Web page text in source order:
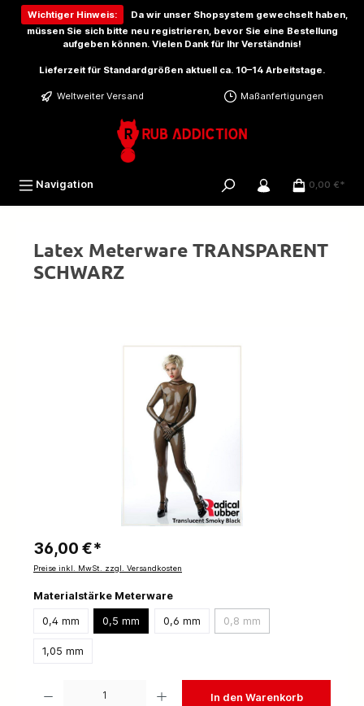
springen
Wichtiger Hinweis:
Da wir unser Shopsystem gewechselt haben,
müssen Sie sich bitte neu registrieren, bevor Sie eine Bestellung
aufgeben können. Vielen Dank für Ihr Verständnis!
Lieferzeit für Standardgrößen aktuell ca. 10–14 Arbeitstage.
Weltweiter Versand Maßanfertigungen
Navigation 0,00 €*
Latex Meterware TRANSPARENT
SCHWARZ
36,00 €*
Preise inkl. MwSt. zzgl. Versandkosten
Materialstärke Meterware
0,4 mm 0,5 mm 0,6 mm 0,8 mm
1,05 mm
In den Warenkorb